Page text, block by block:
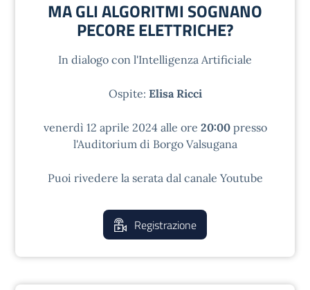
MA GLI ALGORITMI SOGNANO
PECORE ELETTRICHE?
In dialogo con l'Intelligenza Artificiale
Ospite: Elisa Ricci
venerdì 12 aprile 2024 alle ore 20:00presso
l'Auditorium di Borgo Valsugana
Puoi rivedere la serata dal canale Youtube
Registrazione